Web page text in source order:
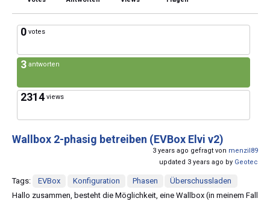
0 votes
3 antworten
2314 views
Wallbox 2-phasig betreiben (EVBox Elvi v2)
3 years ago gefragt von menzil89
updated 3 years ago by Geotec
Tags: EVBox Konfiguration Phasen
Überschussladen
Hallo zusammen, besteht die Möglichkeit, eine Wallbox (in meinem Fall